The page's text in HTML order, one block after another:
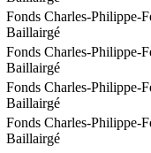
Fonds Charles-Philippe-
Baillairgé
Fonds Charles-Philippe-
Baillairgé
Fonds Charles-Philippe-
Baillairgé
Fonds Charles-Philippe-
Baillairgé